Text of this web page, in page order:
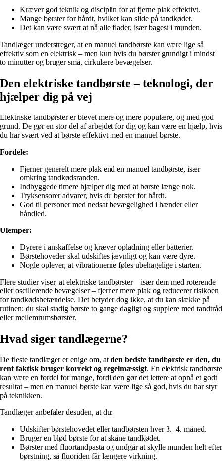
Kræver god teknik og disciplin for at fjerne plak effektivt.
Mange børster for hårdt, hvilket kan slide på tandkødet.
Det kan være svært at nå alle flader, især bagest i munden.
Tandlæger understreger, at en manuel tandbørste kan være lige så
effektiv som en elektrisk – men kun hvis du børster grundigt i mindst
to minutter og bruger små, cirkulære bevægelser.
Den elektriske tandbørste – teknologi, der
hjælper dig på vej
Elektriske tandbørster er blevet mere og mere populære, og med god
grund. De gør en stor del af arbejdet for dig og kan være en hjælp, hvis
du har svært ved at børste effektivt med en manuel børste.
Fordele:
Fjerner generelt mere plak end en manuel tandbørste, især
omkring tandkødsranden.
Indbyggede timere hjælper dig med at børste længe nok.
Tryksensorer advarer, hvis du børster for hårdt.
God til personer med nedsat bevægelighed i hænder eller
håndled.
Ulemper:
Dyrere i anskaffelse og kræver opladning eller batterier.
Børstehoveder skal udskiftes jævnligt og kan være dyre.
Nogle oplever, at vibrationerne føles ubehagelige i starten.
Flere studier viser, at elektriske tandbørster – især dem med roterende
eller oscillerende bevægelser – fjerner mere plak og reducerer risikoen
for tandkødsbetændelse. Det betyder dog ikke, at du kan slække på
rutinen: du skal stadig børste to gange dagligt og supplere med tandtråd
eller mellemrumsbørster.
Hvad siger tandlægerne?
De fleste tandlæger er enige om, at den bedste tandbørste er den, du
rent faktisk bruger korrekt og regelmæssigt. En elektrisk tandbørste
kan være en fordel for mange, fordi den gør det lettere at opnå et godt
resultat – men en manuel børste kan være lige så god, hvis du har styr
på teknikken.
Tandlæger anbefaler desuden, at du:
Udskifter børstehovedet eller tandbørsten hver 3.–4. måned.
Bruger en blød børste for at skåne tandkødet.
Børster med fluortandpasta og undgår at skylle munden helt efter
børstning, så fluoriden får længere virkning.